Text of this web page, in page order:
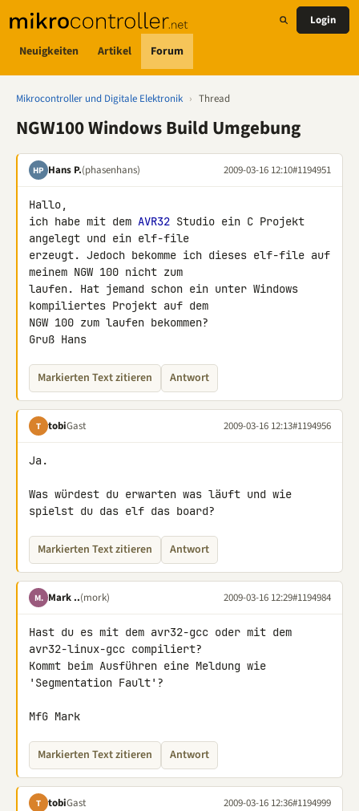
Neuigkeiten Artikel Forum
Login
Mikrocontroller und Digitale Elektronik › Thread
NGW100 Windows Build Umgebung
HP Hans P.(phasenhans) 2009-03-16 12:10#1194951
Hallo,
ich habe mit dem AVR32 Studio ein C Projekt
angelegt und ein elf-file
erzeugt. Jedoch bekomme ich dieses elf-file auf
meinem NGW 100 nicht zum
laufen. Hat jemand schon ein unter Windows
kompiliertes Projekt auf dem
NGW 100 zum laufen bekommen?
Gruß Hans
Markierten Text zitieren Antwort
T tobiGast 2009-03-16 12:13#1194956
Ja.
Was würdest du erwarten was läuft und wie
spielst du das elf das board?
Markierten Text zitieren Antwort
M. Mark ..(mork) 2009-03-16 12:29#1194984
Hast du es mit dem avr32-gcc oder mit dem
avr32-linux-gcc compiliert?
Kommt beim Ausführen eine Meldung wie
'Segmentation Fault'?
MfG Mark
Markierten Text zitieren Antwort
T tobiGast 2009-03-16 12:36#1194999